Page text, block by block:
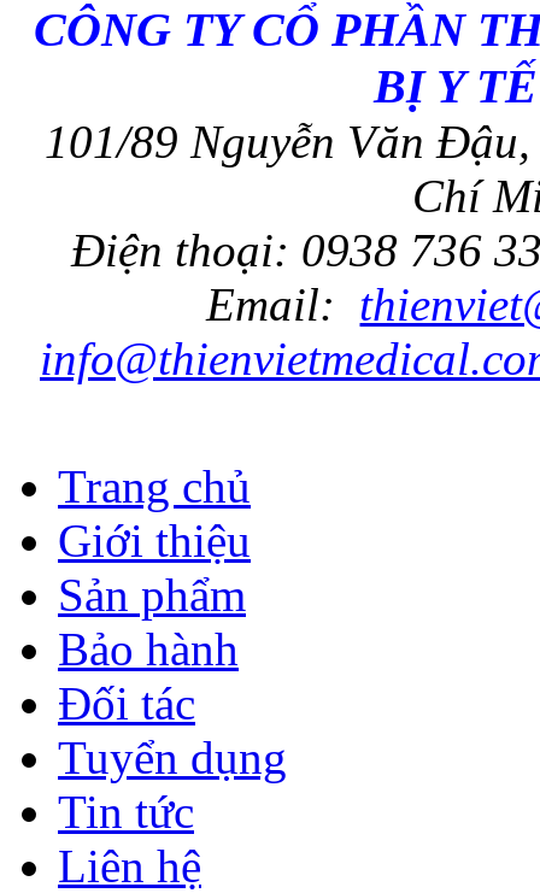
CÔNG TY CỔ PHẦN
BỊ Y
101/89 Nguyễn Văn
Chí
Điện thoại: 0938 736
Email:
Trang chủ
Giới thiệu
Sản phẩm
Bảo hành
Đối tác
Tuyển dụng
Tin tức
Liên hệ